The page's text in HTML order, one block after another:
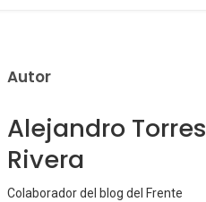
Autor
Alejandro Torres
Rivera
Colaborador del blog del Frente